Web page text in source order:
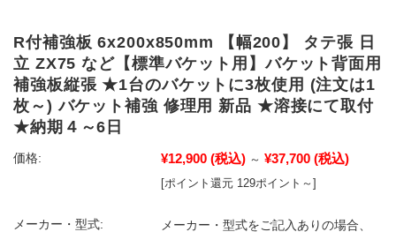
R付補強板 6x200x850mm 【幅200】 タテ張 日
立 ZX75 など【標準バケット用】バケット背面用
補強板縦張 ★1台のバケットに3枚使用 (注文は1
枚～) バケット補強 修理用 新品 ★溶接にて取付
★納期４～6日
価格: ¥12,900 (税込) ～ ¥37,700 (税込)
[ポイント還元 129ポイント～]
メーカー・型式:
メーカー・型式をご記入ありの場合、